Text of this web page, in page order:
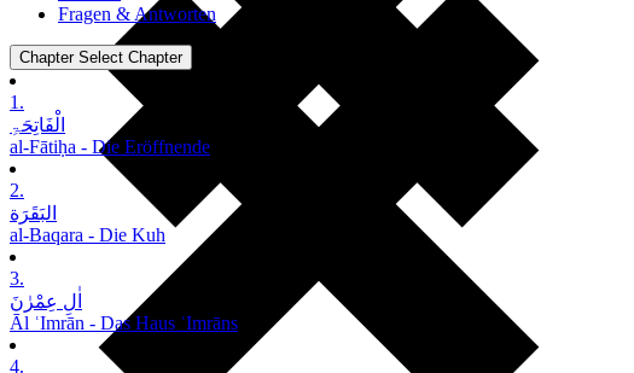
Fragen & Antworten
Chapter Select Chapter
1.
الْفَاتِحَۃِ
al-Fātiḥa - Die Eröffnende
2.
البَقَرَة
al-Baqara - Die Kuh
3.
اٰلِ عِمْرٰنَ
Āl ʿImrān - Das Haus ʿImrāns
4.